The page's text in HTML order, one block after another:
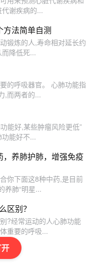
谢疾病的...
方法简单自测
锻炼的人,寿命相对延长约
降低死...
的呼吸器官。 心肺功能指
,而两者的...
能好,某些肿瘤风险更低”
能好不...
养肺护肺，增强免疫
你下面这8种中药,是目前
养肺“明星...
区别？
?经常运动的人心肺功能
重要的呼吸...